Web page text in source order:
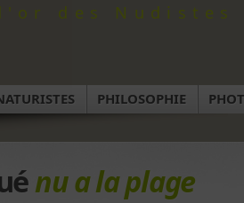
des
PHILOSOPHIE
nu a la plage